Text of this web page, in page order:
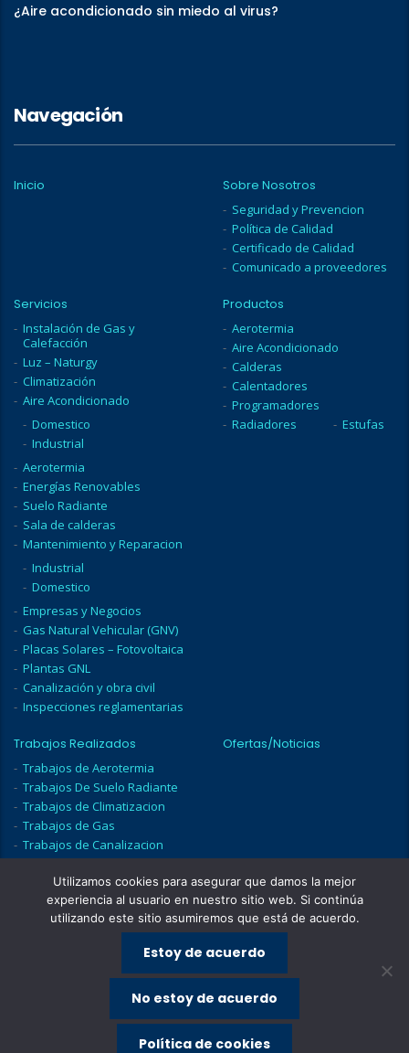
¿Aire acondicionado sin miedo al virus?
Navegación
Inicio Sobre Nosotros
Seguridad y Prevencion
Política de Calidad
Certificado de Calidad
Comunicado a proveedores
Servicios
Instalación de Gas y
Calefacción
Luz – Naturgy
Climatización
Aire Acondicionado
Domestico
Industrial
Aerotermia
Energías Renovables
Suelo Radiante
Sala de calderas
Mantenimiento y Reparacion
Industrial
Domestico
Empresas y Negocios
Gas Natural Vehicular (GNV)
Placas Solares – Fotovoltaica
Plantas GNL
Canalización y obra civil
Inspecciones reglamentarias
Productos
Aerotermia
Aire Acondicionado
Calderas
Calentadores
Programadores
Radiadores
Estufas
Trabajos Realizados
Trabajos de Aerotermia
Trabajos De Suelo Radiante
Trabajos de Climatizacion
Trabajos de Gas
Trabajos de Canalizacion
Trabajos De Sala de
Calderas
Ofertas/Noticias
Contacto
Utilizamos cookies para asegurar que damos la mejor
experiencia al usuario en nuestro sitio web. Si continúa
utilizando este sitio asumiremos que está de acuerdo.
Estoy de acuerdo
No estoy de acuerdo
Política de cookies